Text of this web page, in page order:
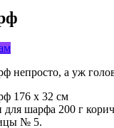
непросто, а уж
176 х 32 см
для шарфа 200 г
№ 5.